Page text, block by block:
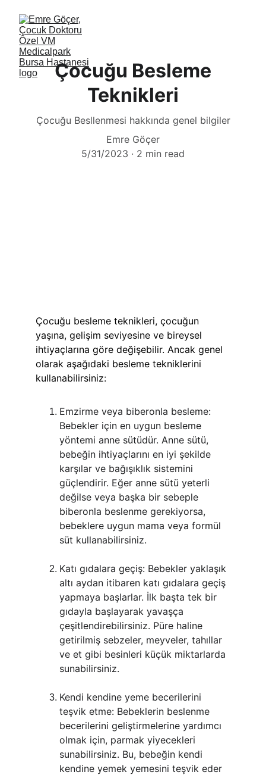
Çocuğu Besleme
Teknikleri
Çocuğu Besllenmesi hakkında genel bilgiler
Emre Göçer
5/31/2023
2 min read
Çocuğu besleme teknikleri, çocuğun
yaşına, gelişim seviyesine ve bireysel
ihtiyaçlarına göre değişebilir. Ancak genel
olarak aşağıdaki besleme tekniklerini
kullanabilirsiniz:
Emzirme veya biberonla besleme:
Bebekler için en uygun besleme
yöntemi anne sütüdür. Anne sütü,
bebeğin ihtiyaçlarını en iyi şekilde
karşılar ve bağışıklık sistemini
güçlendirir. Eğer anne sütü yeterli
değilse veya başka bir sebeple
biberonla beslenme gerekiyorsa,
bebeklere uygun mama veya formül
süt kullanabilirsiniz.
Katı gıdalara geçiş: Bebekler yaklaşık
altı aydan itibaren katı gıdalara geçiş
yapmaya başlarlar. İlk başta tek bir
gıdayla başlayarak yavaşça
çeşitlendirebilirsiniz. Püre haline
getirilmiş sebzeler, meyveler, tahıllar
ve et gibi besinleri küçük miktarlarda
sunabilirsiniz.
Kendi kendine yeme becerilerini
teşvik etme: Bebeklerin beslenme
becerilerini geliştirmelerine yardımcı
olmak için, parmak yiyecekleri
sunabilirsiniz. Bu, bebeğin kendi
kendine yemek yemesini teşvik eder